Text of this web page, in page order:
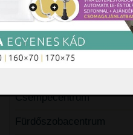
Csempecentrum
Fürdőszobacentrum